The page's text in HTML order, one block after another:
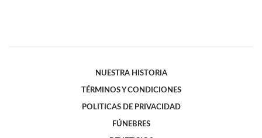
NUESTRA HISTORIA
TÉRMINOS Y CONDICIONES
POLITICAS DE PRIVACIDAD
FÚNEBRES